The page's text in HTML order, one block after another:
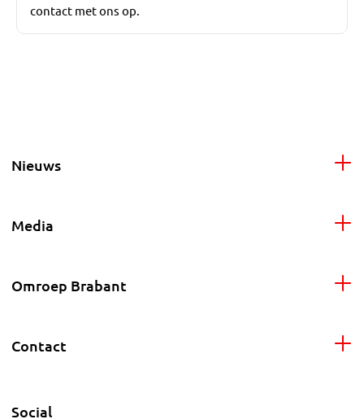
contact met ons op.
Nieuws
Media
Omroep Brabant
Contact
Social